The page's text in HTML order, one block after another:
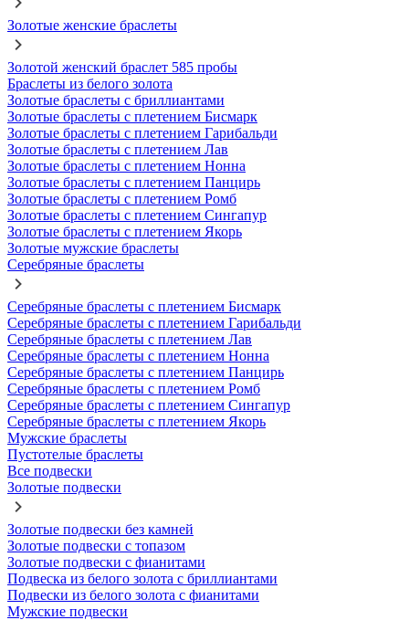
Золотые женские браслеты
Золотой женский браслет 585 пробы
Браслеты из белого золота
Золотые браслеты с бриллиантами
Золотые браслеты с плетением Бисмарк
Золотые браслеты с плетением Гарибальди
Золотые браслеты с плетением Лав
Золотые браслеты с плетением Нонна
Золотые браслеты с плетением Панцирь
Золотые браслеты с плетением Ромб
Золотые браслеты с плетением Сингапур
Золотые браслеты с плетением Якорь
Золотые мужские браслеты
Серебряные браслеты
Серебряные браслеты с плетением Бисмарк
Серебряные браслеты с плетением Гарибальди
Серебряные браслеты с плетением Лав
Серебряные браслеты с плетением Нонна
Серебряные браслеты с плетением Панцирь
Серебряные браслеты с плетением Ромб
Серебряные браслеты с плетением Сингапур
Серебряные браслеты с плетением Якорь
Мужские браслеты
Пустотелые браслеты
Все подвески
Золотые подвески
Золотые подвески без камней
Золотые подвески с топазом
Золотые подвески с фианитами
Подвеска из белого золота с бриллиантами
Подвески из белого золота с фианитами
Мужские подвески